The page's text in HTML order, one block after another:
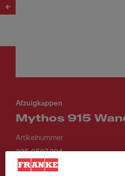
Afzuigkappen
Mythos 915
Artikelnummer
325.0597.294